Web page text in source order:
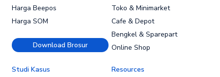
Harga Beepos
Harga SOM
Download Brosur
Toko & Minimarket
Cafe & Depot
Bengkel & Sparepart
Online Shop
Studi Kasus
Resources